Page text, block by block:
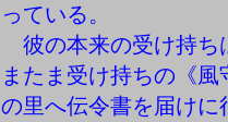
っている。
彼の本来の受け持ち
またま受け持ちの《
の里へ伝令書を届け